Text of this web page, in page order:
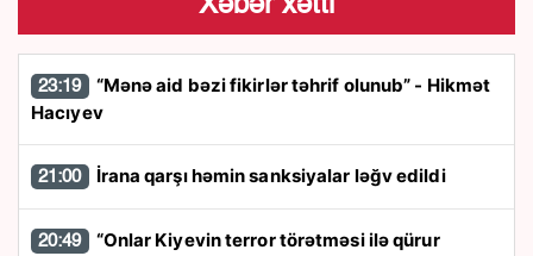
Xəbər xətti
23:19
Hacıyev
21:00 İrana qarşı həmin sanksiyalar ləğv edildi
20:49